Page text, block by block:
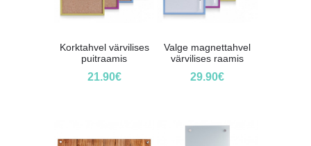
Korktahvel värvilises
puitraamis
21.90€
Valge magnettahvel
värvilises raamis
29.90€